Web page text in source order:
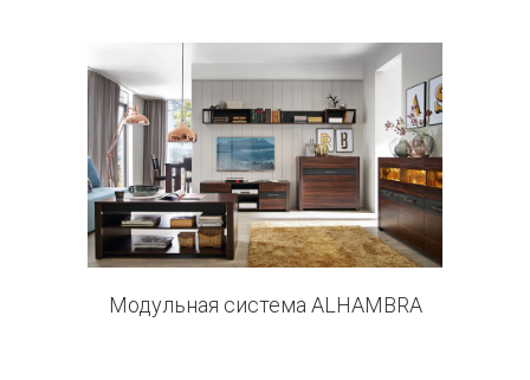
0 products
Модульная система ALHAMBRA